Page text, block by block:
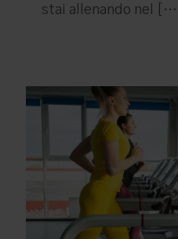
stai allenando nel
[…]